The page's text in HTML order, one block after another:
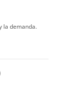
la demanda.